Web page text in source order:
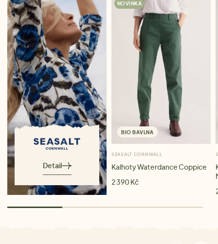
Detail
NOVINKA
BIO BAVLNA
SEASALT CORNWALL
Kalhoty Waterdance Coppice
2 390 Kč